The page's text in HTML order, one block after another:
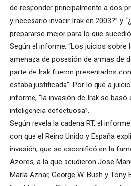
de responder principalmente a dos
y necesario invadir Irak en 2003?” y
prepararse mejor para lo que
Según el informe: “Los juicios sobre
amenaza de posesión de armas de
parte de Irak fueron presentados
estaba justificada”. Por lo que a
informe, “la invasión de Irak se basó
inteligencia defectuosa”.
Según revela la cadena RT, el
con que el Reino Unido y España
invasión, que se escenificó en la
Azores, a la que acudieron Jose
María Aznar, George W. Bush y Tony